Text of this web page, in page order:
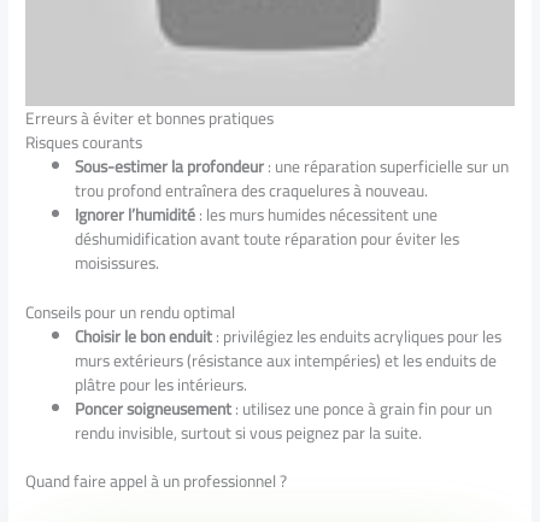
Erreurs à éviter et bonnes pratiques
Risques courants
Sous-estimer la profondeur: une réparation superficielle sur un
trou profond entraînera des craquelures à nouveau.
Ignorer l’humidité: les murs humides nécessitent une
déshumidification avant toute réparation pour éviter les
moisissures.
Conseils pour un rendu optimal
Choisir le bon enduit: privilégiez les enduits acryliques pour les
murs extérieurs (résistance aux intempéries) et les enduits de
plâtre pour les intérieurs.
Poncer soigneusement: utilisez une ponce à grain fin pour un
rendu invisible, surtout si vous peignez par la suite.
Quand faire appel à un professionnel ?